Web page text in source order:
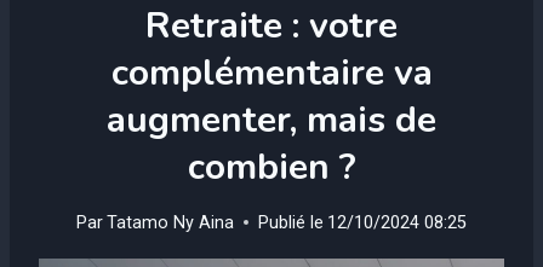
Retraite : votre
complémentaire va
augmenter, mais de
combien ?
ParTatamo Ny Aina Publié le 12/10/2024 08:25